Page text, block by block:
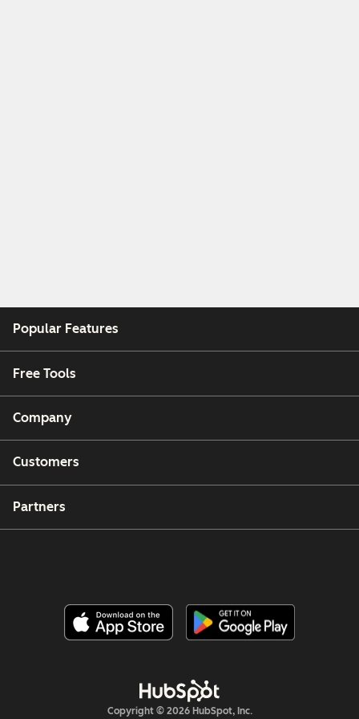
Popular Features
Free Tools
Company
Customers
Partners
Copyright © 2026 HubSpot, Inc.